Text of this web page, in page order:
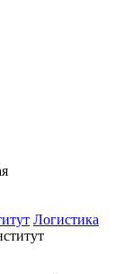
Логистика